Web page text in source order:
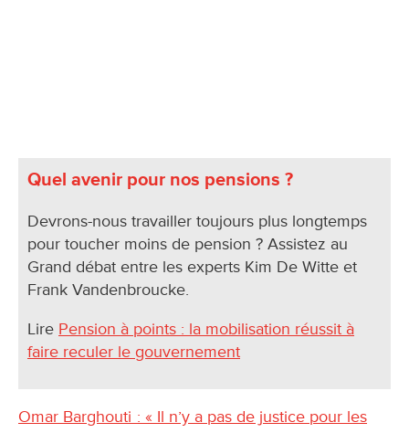
Quel avenir pour nos pensions ?
Devrons-nous travailler toujours plus longtemps
pour toucher moins de pension ? Assistez au
Grand débat entre les experts Kim De Witte et
Frank Vandenbroucke.
Lire Pension à points : la mobilisation réussit à
faire reculer le gouvernement
Omar Barghouti : « Il n’y a pas de justice pour les